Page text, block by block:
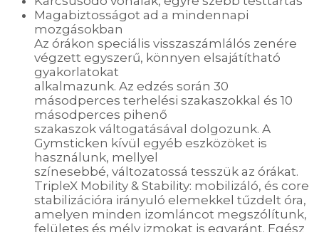
Magabiztosságot ad a mindennapi
mozgásokban
Az órákon speciális visszaszámlálós zenére
végzett egyszerű, könnyen elsajátítható
gyakorlatokat
alkalmazunk. Az edzés során 30
másodperces terhelési szakaszokkal és 10
másodperces pihenő
szakaszok váltogatásával dolgozunk. A
Gymsticken kívül egyéb eszközöket is
használunk, mellyel
színesebbé, változatossá tesszük az órákat.
TripleX Mobility & Stability: mobilizáló, és core
stabilizációra irányuló elemekkel tűzdelt óra,
amelyen minden izomláncot megszólítunk,
felületes és mély izmokat is egyaránt. Egész